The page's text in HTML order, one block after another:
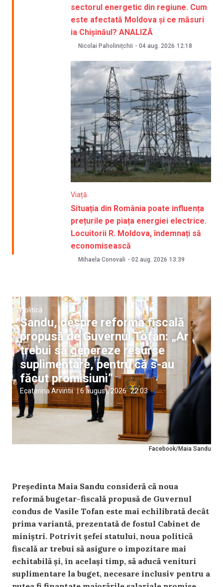
sectorul energetic din regiune. Cum
este afectată Moldova și ce măsuri
ia Chișinăul? ANALIZĂ
Nicolai Paholinițchii - 04 aug. 2026 12:18
Viață
Situația din România poate influența
prețurile pe piața energiei electrice.
Locuitorii R. Moldova, îndemnați să
economisească
Mihaela Conovali - 02 aug. 2026 13:39
Facebook/Maia Sandu
Politică
Sandu, despre reforma fiscală
propusă de Guvernul Tofan: „Ar
trebui să genereze resurse
suplimentare, pentru că s-au
făcut promisiuni”
Ecaterina Arvintii |6 august, 2026 22:03
Președinta Maia Sandu consideră că noua
reformă bugetar-fiscală propusă de Guvernul
condus de Vasile Tofan este mai echilibrată decât
prima variantă, prezentată de fostul Cabinet de
miniștri. Potrivit șefei statului, noua politică
fiscală ar trebui să asigure o impozitare mai
echitabilă și, în același timp, să aducă venituri
suplimentare la buget, necesare inclusiv pentru a